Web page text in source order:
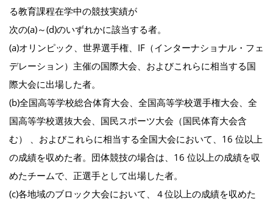
る教育課程在学中の競技実績が
次の(a)～(d)のいずれかに該当する者。
(a)オリンピック、世界選手権、IF（インターナショナル・フェ
デレーション）主催の国際大会、およびこれらに相当する国
際大会に出場した者。
(b)全国高等学校総合体育大会、全国高等学校選手権大会、全
国高等学校選抜大会、国民スポーツ大会（国民体育大会含
む） 、およびこれらに相当する全国大会において、16 位以上
の成績を収めた者。団体競技の場合は、16 位以上の成績を収
めたチームで、正選手として出場した者。
(c)各地域のブロック大会において、４位以上の成績を収めた